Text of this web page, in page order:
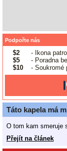
Podpořte nás
$2
- Ikona
$5
- Poradna
$10
- Soukromé
Táto kapela má
O tom kam smeruje
Přejít na článek